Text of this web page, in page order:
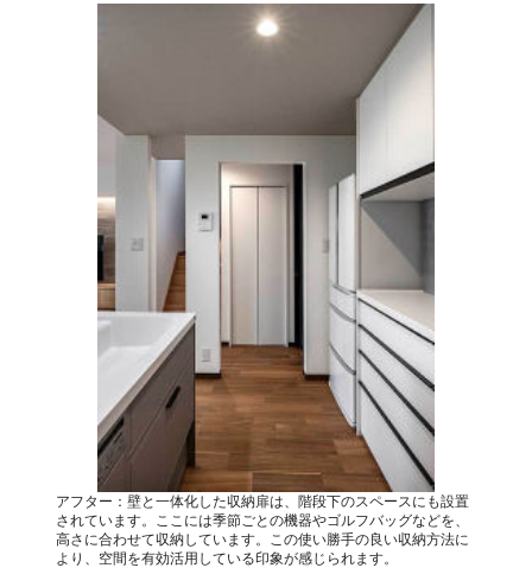
アフター：壁と一体化した収納扉は、階段下のスペースにも設置
されています。ここには季節ごとの機器やゴルフバッグなどを、
高さに合わせて収納しています。この使い勝手の良い収納方法に
より、空間を有効活用している印象が感じられます。